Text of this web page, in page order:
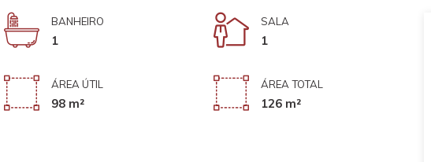
BANHEIRO
1
SALA
1
ÁREA ÚTIL
98 m²
ÁREA TOTAL
126 m²